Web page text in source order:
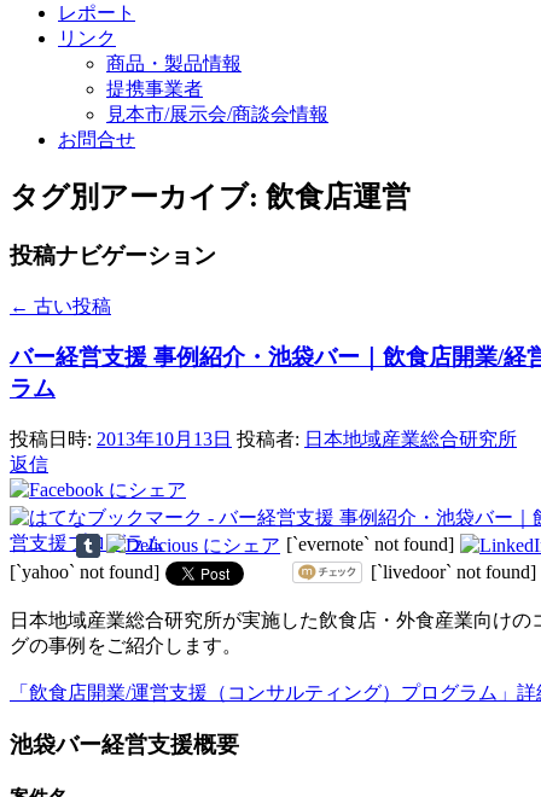
レポート
リンク
商品・製品情報
提携事業者
見本市/展示会/商談会情報
お問合せ
タグ別アーカイブ: 飲食店運営
投稿ナビゲーション
← 古い投稿
バー経営支援 事例紹介・池袋バー｜飲食店開業/経
ラム
投稿日時: 2013年10月13日 投稿者: 日本地域産業総合研究所
返信
[`evernote` not found]
[`yahoo` not found]
[`livedoor` not found]
日本地域産業総合研究所が実施した飲食店・外食産業向けの
グの事例をご紹介します。
「飲食店開業/運営支援（コンサルティング）プログラム」
池袋バー経営支援概要